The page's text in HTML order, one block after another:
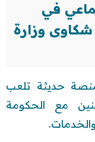
في
وزارة
حديثة تلعب
مع الحكومة